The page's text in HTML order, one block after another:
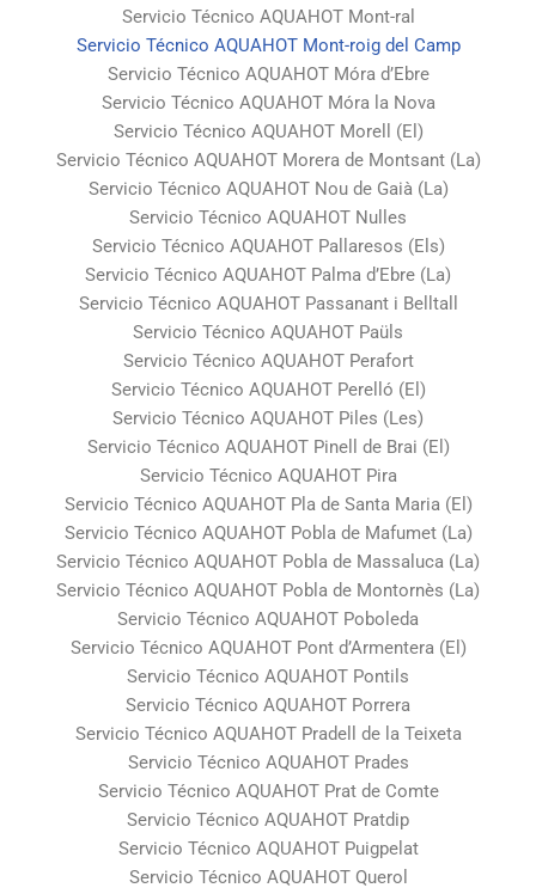
Servicio Técnico AQUAHOT Mont-ral
Servicio Técnico AQUAHOT Mont-roig del Camp
Servicio Técnico AQUAHOT Móra d’Ebre
Servicio Técnico AQUAHOT Móra la Nova
Servicio Técnico AQUAHOT Morell (El)
Servicio Técnico AQUAHOT Morera de Montsant (La)
Servicio Técnico AQUAHOT Nou de Gaià (La)
Servicio Técnico AQUAHOT Nulles
Servicio Técnico AQUAHOT Pallaresos (Els)
Servicio Técnico AQUAHOT Palma d’Ebre (La)
Servicio Técnico AQUAHOT Passanant i Belltall
Servicio Técnico AQUAHOT Paüls
Servicio Técnico AQUAHOT Perafort
Servicio Técnico AQUAHOT Perelló (El)
Servicio Técnico AQUAHOT Piles (Les)
Servicio Técnico AQUAHOT Pinell de Brai (El)
Servicio Técnico AQUAHOT Pira
Servicio Técnico AQUAHOT Pla de Santa Maria (El)
Servicio Técnico AQUAHOT Pobla de Mafumet (La)
Servicio Técnico AQUAHOT Pobla de Massaluca (La)
Servicio Técnico AQUAHOT Pobla de Montornès (La)
Servicio Técnico AQUAHOT Poboleda
Servicio Técnico AQUAHOT Pont d’Armentera (El)
Servicio Técnico AQUAHOT Pontils
Servicio Técnico AQUAHOT Porrera
Servicio Técnico AQUAHOT Pradell de la Teixeta
Servicio Técnico AQUAHOT Prades
Servicio Técnico AQUAHOT Prat de Comte
Servicio Técnico AQUAHOT Pratdip
Servicio Técnico AQUAHOT Puigpelat
Servicio Técnico AQUAHOT Querol